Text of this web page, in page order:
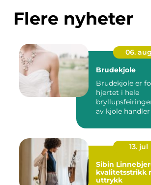
Flere nyheter
06. aug
Brudekjole
Brudekjole er
hjertet i hele
av kjole
13. jul
Sibin
kvalitetsstrikk
uttrykk